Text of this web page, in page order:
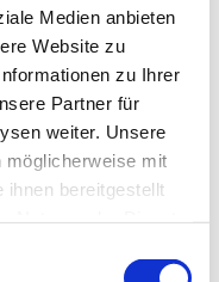
Medien anbieten
Website zu
zu Ihrer
Partner für
weiter. Unsere
möglicherweise mit
ihnen bereitgestellt